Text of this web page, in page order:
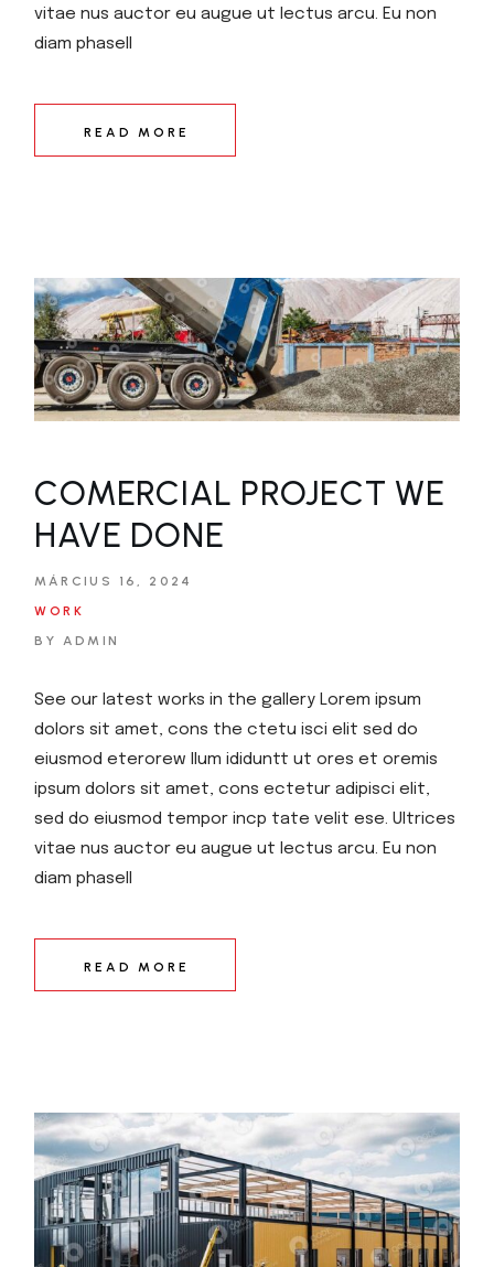
vitae nus auctor eu augue ut lectus arcu. Eu non
diam phasell
READ MORE
COMERCIAL PROJECT WE
HAVE DONE
MÁRCIUS 16, 2024
WORK
BY ADMIN
See our latest works in the gallery Lorem ipsum
dolors sit amet, cons the ctetu isci elit sed do
eiusmod eterorew llum ididuntt ut ores et oremis
ipsum dolors sit amet, cons ectetur adipisci elit,
sed do eiusmod tempor incp tate velit ese. Ultrices
vitae nus auctor eu augue ut lectus arcu. Eu non
diam phasell
READ MORE